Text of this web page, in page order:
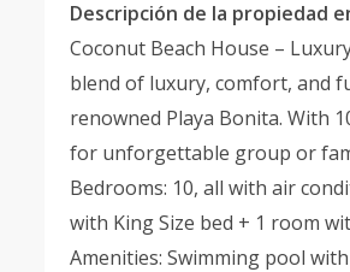
Descripción de la propiedad
Coconut Beach House –
blend of luxury, comfort, and
renowned Playa Bonita. With
for unforgettable group or
Bedrooms: 10, all with air
with King Size bed + 1 room
Amenities: Swimming pool